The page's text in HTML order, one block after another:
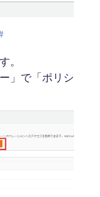
。
」で「ポリシ